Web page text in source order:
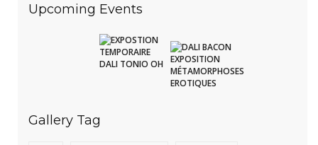
Upcoming Events
Gallery Tag